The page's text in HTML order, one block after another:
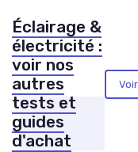
Éclairage &
électricité :
voir nos
autres
tests et
guides
d'achat